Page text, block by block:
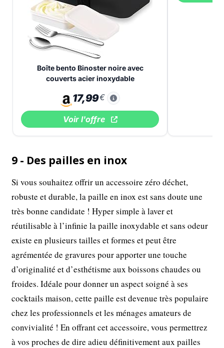
Boîte bento Binoster noire avec
couverts acier inoxydable
17,99€
Voir l'offre
9 - Des pailles en inox
Si vous souhaitez offrir un accessoire zéro déchet,
robuste et durable, la paille en inox est sans doute une
très bonne candidate ! Hyper simple à laver et
réutilisable à l’infinie la paille inoxydable et sans odeur
existe en plusieurs tailles et formes et peut être
agrémentée de gravures pour apporter une touche
d’originalité et d’esthétisme aux boissons chaudes ou
froides. Idéale pour donner un aspect soigné à ses
cocktails maison, cette paille est devenue très populaire
chez les professionnels et les ménages amateurs de
convivialité ! En offrant cet accessoire, vous permettrez
à vos proches de dire adieu définitivement aux pailles